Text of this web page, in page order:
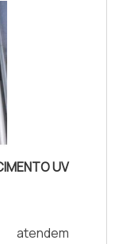
inúmeras
empresas
em sua
UV